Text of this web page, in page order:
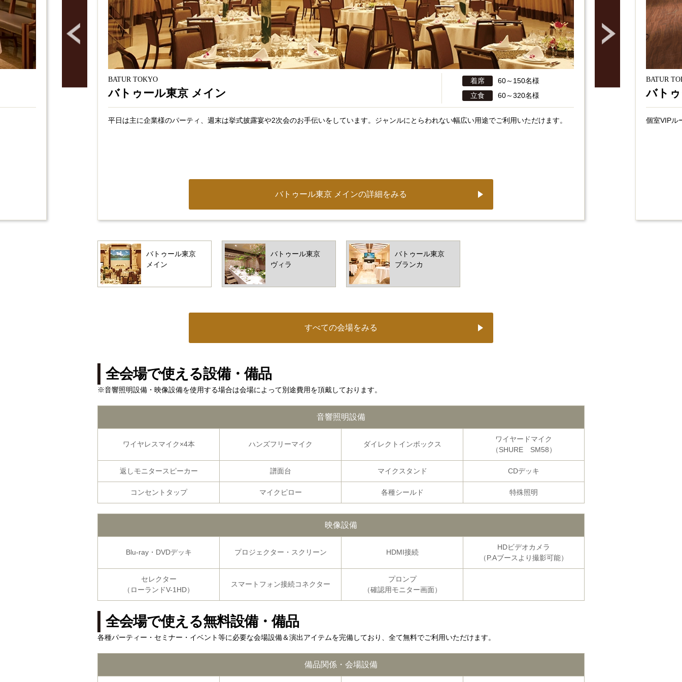
BATUR TOKYO
バトゥール東京 メイン
着席
60～150名様
立食
60～320名様
平日は主に企業様のパーティ、週末は挙式披露宴や2次会のお手伝いをしています。ジャンルにとらわれない幅広い用途でご利用いただけます。
バトゥール東京 メインの詳細をみる
BATUR
バト
個室VIPル
バトゥール東京
メイン
バトゥール東京
ヴィラ
バトゥール東京
ブランカ
すべての会場をみる
全会場で使える設備・備品
※音響照明設備・映像設備を使用する場合は会場によって別途費用を頂戴しております。
音響照明設備
ワイヤレスマイク×4本 ハンズフリーマイク ダイレクト インボックス
ワイヤードマイク
（SHURE SM58）
返しモニタースピーカー 譜面台 マイク スタンド CDデッキ
コンセント タップ マイクピロー 各種シールド 特殊照明
映像設備
Blu-ray・DVDデッキ プロジェクター・スクリーン HDMI接続
HDビデオカメラ
（P.Aブースより撮影可能）
セレクター
（ローランドV-1HD）
スマートフォン接続コネクター
プロンプ
（確認用モニター画面）
全会場で使える無料設備・備品
各種パーティー・セミナー・イベント等に必要な会場設備＆演出アイテムを完備しており、全て無料でご利用いただけます。
備品関係・会場設備